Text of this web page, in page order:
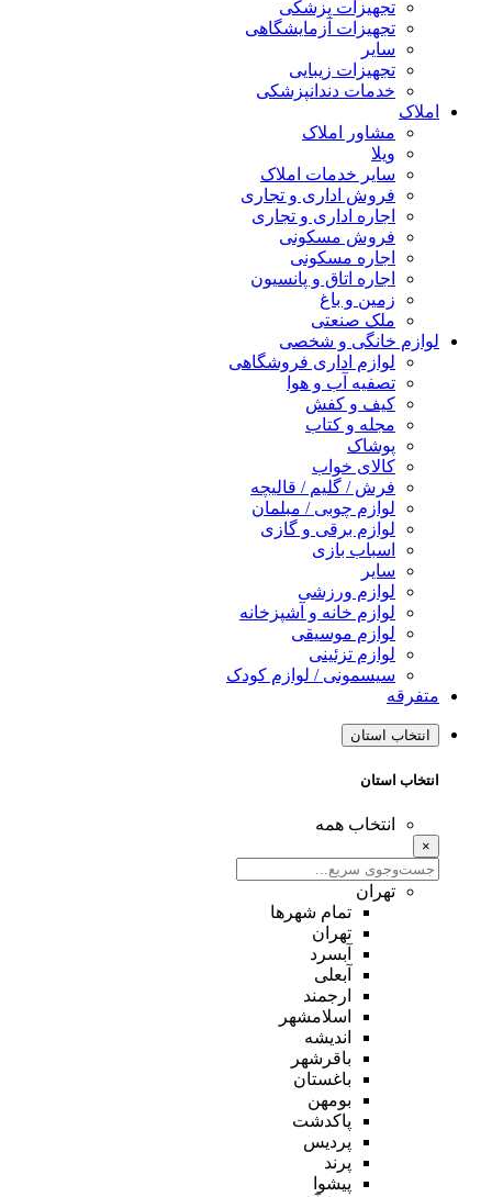
تجهیزات پزشکی
تجهیزات آزمایشگاهی
سایر
تجهیزات زیبایی
خدمات دندانپزشکی
املاک
مشاور املاک
ویلا
سایر خدمات املاک
فروش اداری و تجاری
اجاره اداری و تجاری
فروش مسکونی
اجاره مسکونی
اجاره اتاق و پانسیون
زمین و باغ
ملک صنعتی
لوازم خانگی و شخصی
لوازم اداری فروشگاهی
تصفیه آب و هوا
کیف و کفش
مجله و کتاب
پوشاک
کالای خواب
فرش / گلیم / قالیچه
لوازم چوبی / مبلمان
لوازم برقی و گازی
اسباب بازی
سایر
لوازم ورزشی
لوازم خانه و آشپزخانه
لوازم موسیقی
لوازم تزئینی
سیسمونی / لوازم کودک
متفرقه
انتخاب استان
انتخاب استان
انتخاب همه
×
تهران
تمام شهر‌ها
تهران
آبسرد
آبعلی
ارجمند
اسلامشهر
اندیشه
باقرشهر
باغستان
بومهن
پاکدشت
پردیس
پرند
پیشوا